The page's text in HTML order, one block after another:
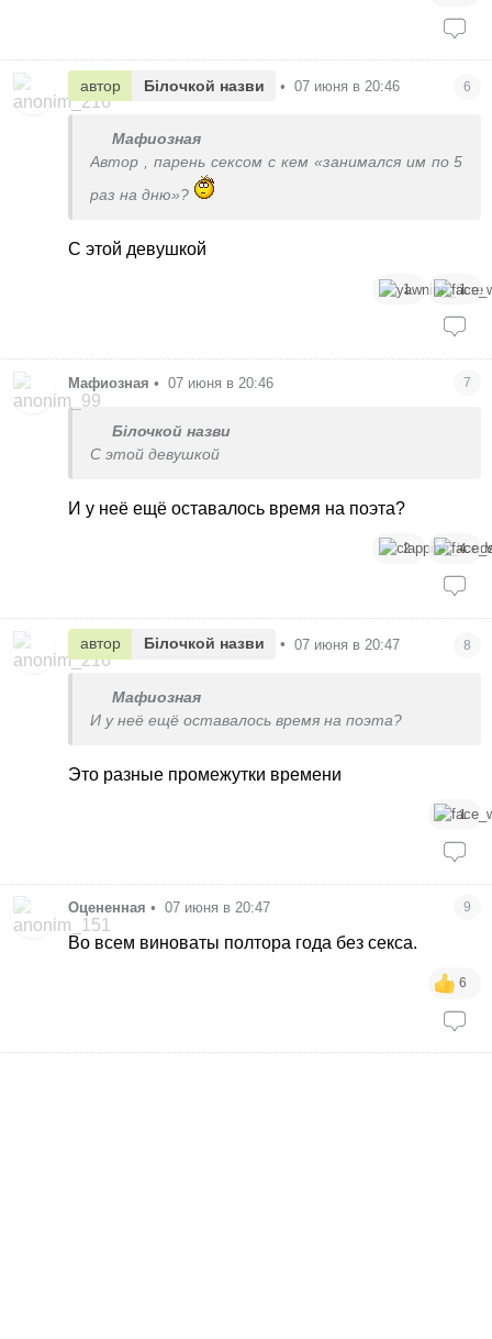
автор Білочкой назви • 07 июня в 20:46 6
Мафиозная
Автор , парень сексом с кем «занимался им по 5
раз на дню»?
С этой девушкой
1 1
Мафиозная • 07 июня в 20:46 7
Білочкой назви
С этой девушкой
И у неё ещё оставалось время на поэта?
2 4
автор Білочкой назви • 07 июня в 20:47 8
Мафиозная
И у неё ещё оставалось время на поэта?
Это разные промежутки времени
1
Оцененная • 07 июня в 20:47 9
Во всем виноваты полтора года без секса.
6